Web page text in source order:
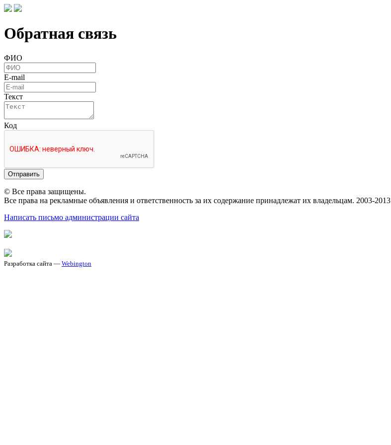
Обратная связь
ФИО
E-mail
Текст
Код
Отправить
© Все права защищены.
Все права на рекламные объявления и ответственность за их содержание принадлежат их владельцам. 2003-2013
Написать письмо администрации сайта
Разработка сайта — Webington